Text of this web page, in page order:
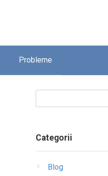
Probleme
Categorii
Blog